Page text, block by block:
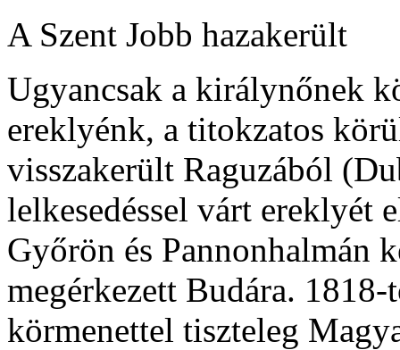
A Szent Jobb hazakerült
Ugyancsak a királynőnek
ereklyénk, a titokzatos
visszakerült Raguzából
lelkesedéssel várt ereklyét
Győrön és Pannonhalmán
megérkezett Budára.
körmenettel tiszteleg